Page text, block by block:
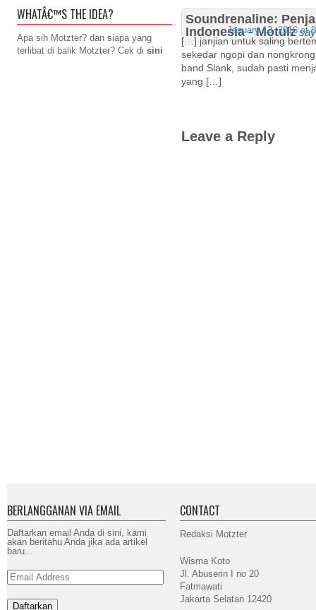
Soundrenaline:
Indonesia - Motulz
January 13, 2016 at
[…] janjian untuk saling
sekedar ngopi dan
band Slank, sudah pasti
yang […]
Leave a Reply
WHATÂ€™S THE IDEA?
Apa sih Motzter? dan siapa yang
terlibat di balik Motzter? Cek di sini
BERLANGGANAN VIA EMAIL
Daftarkan email Anda di sini, kami
akan beritahu Anda jika ada artikel
baru...
Email
Address
CONTACT
Redaksi Motzter
Wisma Koto
Jl. Abuserin I no 20
Fatmawati
Jakarta Selatan 12420